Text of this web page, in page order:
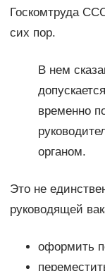
Госкомтруда
сих пор.
В нем
временно
органом.
Это не
руководящей
оформить